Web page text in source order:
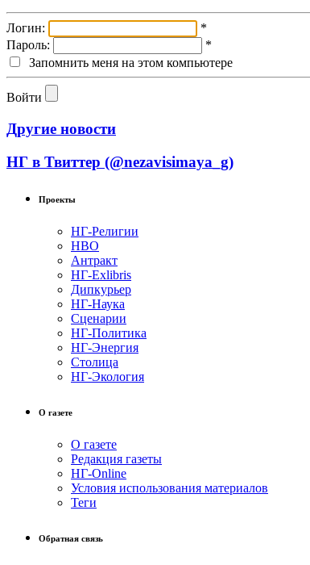
Логин:
*
Пароль:
*
Запомнить меня на этом компьютере
Войти
Другие новости
НГ в Твиттер (@nezavisimaya_g)
Проекты
НГ-Религии
НВО
Антракт
НГ-Exlibris
Дипкурьер
НГ-Наука
Сценарии
НГ-Политика
НГ-Энергия
Столица
НГ-Экология
О газете
О газете
Редакция газеты
НГ-Online
Условия использования материалов
Теги
Обратная связь